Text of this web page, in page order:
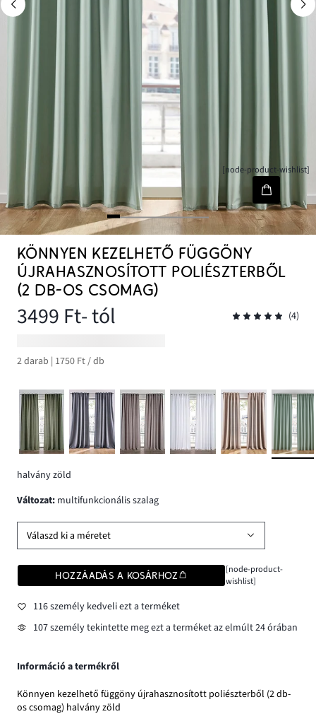
[node-product-wishlist]
KÖNNYEN KEZELHETŐ FÜGGÖNY
ÚJRAHASZNOSÍTOTT POLIÉSZTERBŐL
(2 DB-OS CSOMAG)
3499 Ft- tól (4)
2 darab | 1750 Ft / db
halvány zöld
változat: multifunkcionális szalag
Válaszd ki a méretet
HOZZÁADÁS A KOSÁRHOZ
[node-product-
wishlist]
116 személy kedveli ezt a terméket
107 személy tekintette meg ezt a terméket az elmúlt 24 órában
Információ a termékről
Könnyen kezelhető függöny újrahasznosított poliészterből (2 db-
os csomag) halvány zöld